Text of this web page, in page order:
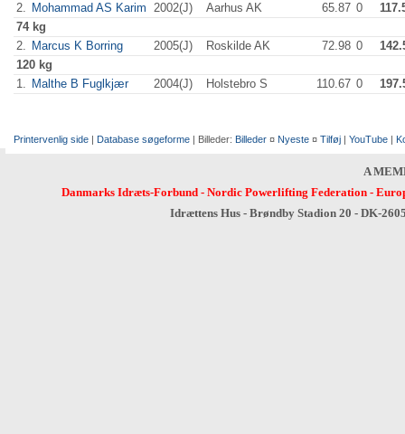
2. Mohammad AS Karim 2002(J) Aarhus AK 65.87 0
74 kg
2. Marcus K Borring 2005(J) Roskilde AK 72.98 0
120 kg
1. Malthe B Fuglkjær 2004(J) Holstebro S 110.67 0
Printervenlig side | Database søgeforme | Billeder: Billeder ¤ Nyeste ¤ Tilføj | YouTube |
A
Danmarks Idræts-Forbund- Nordic Powerlifting Federation-
Idrættens Hus - Brøndby Stadion 20 - DK-